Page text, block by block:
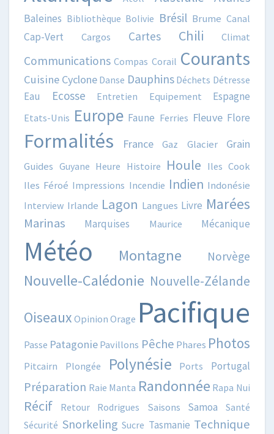
Baleines Bibliothèque Bolivie Brésil Brume Canal
Cap-Vert Cargos Cartes Chili Climat
Communications Compas Corail Courants
Cuisine Cyclone Danse Dauphins Déchets Détresse
Eau Ecosse Entretien Equipement Espagne
Etats-Unis Europe Faune Ferries Fleuve Flore
Formalités France Gaz Glacier Grain
Guides Guyane Heure Histoire Houle Iles Cook
Iles Féroé Impressions Incendie Indien Indonésie
Interview Irlande Lagon Langues Livre Marées
Marinas Marquises Maurice Mécanique
Météo Montagne Norvège
Nouvelle-Calédonie Nouvelle-Zélande
Oiseaux Opinion Orage Pacifique
Passe Patagonie Pavillons Pêche Phares Photos
Pitcairn Plongée Polynésie Ports Portugal
Préparation Raie Manta Randonnée Rapa Nui
Récif Retour Rodrigues Saisons Samoa
Santé
Sécurité Snorkeling Sucre Tasmanie Technique